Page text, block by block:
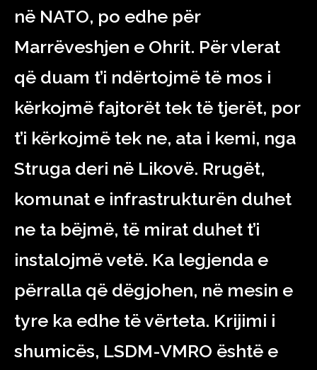
në NATO, po edhe për
Marrëveshjen e Ohrit. Për vlerat
që duam t’i ndërtojmë të mos i
kërkojmë fajtorët tek të tjerët, por
t’i kërkojmë tek ne, ata i kemi, nga
Struga deri në Likovë. Rrugët,
komunat e infrastrukturën duhet
ne ta bëjmë, të mirat duhet t’i
instalojmë vetë. Ka legjenda e
përralla që dëgjohen, në mesin e
tyre ka edhe të vërteta. Krijimi i
shumicës, LSDM-VMRO është e